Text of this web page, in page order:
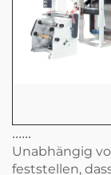
......
Unabhängig
feststellen,